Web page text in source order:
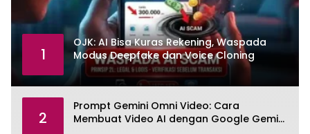
1
OJK: AI Bisa Kuras Rekening, Waspada
Modus Deepfake dan Voice Cloning
2
Prompt Gemini Omni Video: Cara
Membuat Video AI dengan Google Gemini